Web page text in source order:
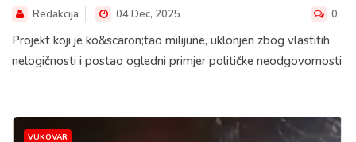
Redakcija 04 Dec, 2025 0
Projekt koji je ko&scaron;tao milijune, uklonjen zbog vlastitih
nelogičnosti i postao ogledni primjer političke neodgovornosti
VUKOVAR